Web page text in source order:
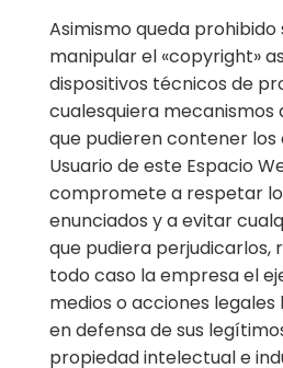
Asimismo queda
manipular el «copyright»
dispositivos técnicos de
cualesquiera mecanismos
que pudieren contener los
Usuario de este Espacio
compromete a respetar
enunciados y a evitar
que pudiera perjudicarlos,
todo caso la empresa el
medios o acciones
en defensa de sus
propiedad intelectual e